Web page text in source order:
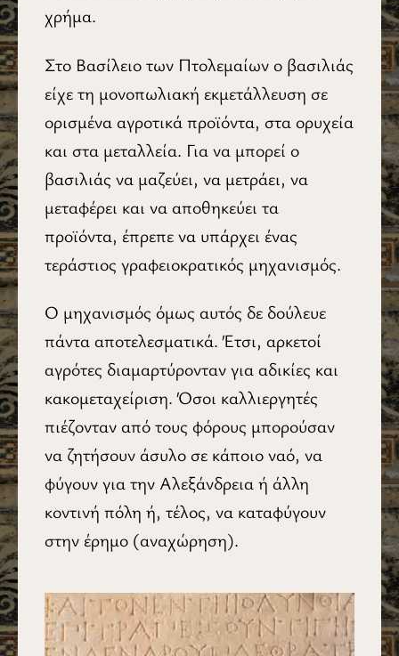
χρήμα.
Στο Βασίλειο των Πτολεμαίων ο βασιλιάς
είχε τη μονοπωλιακή εκμετάλλευση σε
ορισμένα αγροτικά προϊόντα, στα ορυχεία
και στα μεταλλεία. Για να μπορεί ο
βασιλιάς να μαζεύει, να μετράει, να
μεταφέρει και να αποθηκεύει τα
προϊόντα, έπρεπε να υπάρχει ένας
τεράστιος γραφειοκρατικός μηχανισμός.
Ο μηχανισμός όμως αυτός δε δούλευε
πάντα αποτελεσματικά. Έτσι, αρκετοί
αγρότες διαμαρτύρονταν για αδικίες και
κακομεταχείριση. Όσοι καλλιεργητές
πιέζονταν από τους φόρους μπορούσαν
να ζητήσουν άσυλο σε κάποιο ναό, να
φύγουν για την Αλεξάνδρεια ή άλλη
κοντινή πόλη ή, τέλος, να καταφύγουν
στην έρημο (αναχώρηση).